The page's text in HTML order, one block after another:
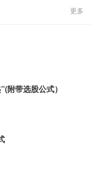
更多
附带选股公式）